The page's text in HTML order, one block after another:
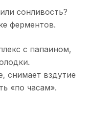
сонливость?
ферментов.
с папаином,
снимает вздутие
«по часам».